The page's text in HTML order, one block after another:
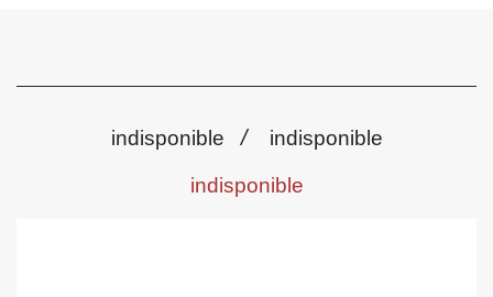
indisponible / indisponible
indisponible